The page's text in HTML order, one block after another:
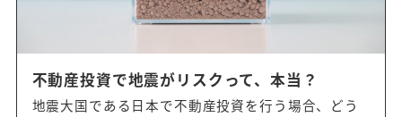
不動産投資で地震がリスクって、本当？
地震大国である日本で不動産投資を行う場合、どう